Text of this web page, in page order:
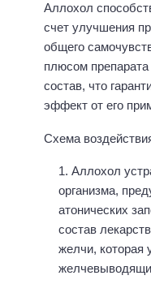
Аллохол
счет улучшения
общего
плюсом
состав, что
эффект от его
Схема
Аллохол
организма,
атонических
состав
желчи, которая